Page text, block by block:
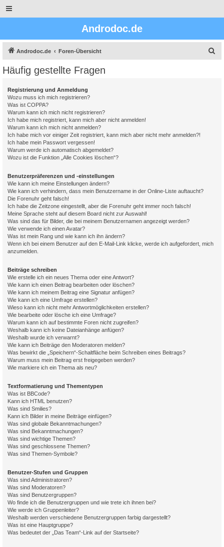
Androdoc.de
Androdoc.de Foren-Übersicht
Häufig gestellte Fragen
Registrierung und Anmeldung
Wozu muss ich mich registrieren?
Was ist COPPA?
Warum kann ich mich nicht registrieren?
Ich habe mich registriert, kann mich aber nicht anmelden!
Warum kann ich mich nicht anmelden?
Ich habe mich vor einiger Zeit registriert, kann mich aber nicht mehr anmelden?!
Ich habe mein Passwort vergessen!
Warum werde ich automatisch abgemeldet?
Wozu ist die Funktion „Alle Cookies löschen“?
Benutzerpräferenzen und -einstellungen
Wie kann ich meine Einstellungen ändern?
Wie kann ich verhindern, dass mein Benutzername in der Online-Liste auftaucht?
Die Forenuhr geht falsch!
Ich habe die Zeitzone eingestellt, aber die Forenuhr geht immer noch falsch!
Meine Sprache steht auf diesem Board nicht zur Auswahl!
Was sind das für Bilder, die bei meinem Benutzernamen angezeigt werden?
Wie verwende ich einen Avatar?
Was ist mein Rang und wie kann ich ihn ändern?
Wenn ich bei einem Benutzer auf den E-Mail-Link klicke, werde ich aufgefordert, mich
anzumelden.
Beiträge schreiben
Wie erstelle ich ein neues Thema oder eine Antwort?
Wie kann ich einen Beitrag bearbeiten oder löschen?
Wie kann ich meinem Beitrag eine Signatur anfügen?
Wie kann ich eine Umfrage erstellen?
Wieso kann ich nicht mehr Antwortmöglichkeiten erstellen?
Wie bearbeite oder lösche ich eine Umfrage?
Warum kann ich auf bestimmte Foren nicht zugreifen?
Weshalb kann ich keine Dateianhänge anfügen?
Weshalb wurde ich verwarnt?
Wie kann ich Beiträge den Moderatoren melden?
Was bewirkt die „Speichern“-Schaltfläche beim Schreiben eines Beitrags?
Warum muss mein Beitrag erst freigegeben werden?
Wie markiere ich ein Thema als neu?
Textformatierung und Thementypen
Was ist BBCode?
Kann ich HTML benutzen?
Was sind Smilies?
Kann ich Bilder in meine Beiträge einfügen?
Was sind globale Bekanntmachungen?
Was sind Bekanntmachungen?
Was sind wichtige Themen?
Was sind geschlossene Themen?
Was sind Themen-Symbole?
Benutzer-Stufen und Gruppen
Was sind Administratoren?
Was sind Moderatoren?
Was sind Benutzergruppen?
Wo finde ich die Benutzergruppen und wie trete ich ihnen bei?
Wie werde ich Gruppenleiter?
Weshalb werden verschiedene Benutzergruppen farbig dargestellt?
Was ist eine Hauptgruppe?
Was bedeutet der „Das Team“-Link auf der Startseite?